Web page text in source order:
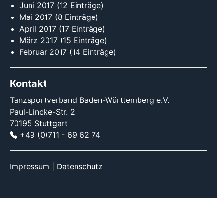
Juni 2017 (12 Einträge)
Mai 2017 (8 Einträge)
April 2017 (17 Einträge)
März 2017 (15 Einträge)
Februar 2017 (14 Einträge)
Kontakt
Tanzsportverband Baden-Württemberg e.V.
Paul-Lincke-Str. 2
70195 Stuttgart
+49 (0)711 - 69 62 74
Impressum Datenschutz